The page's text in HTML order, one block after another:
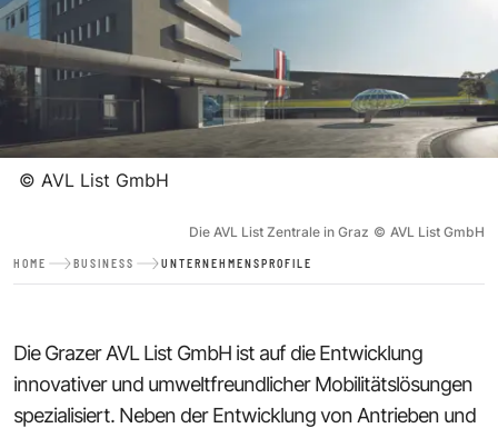
© AVL List GmbH
Die AVL List Zentrale in Graz © AVL List GmbH
HOME BUSINESS UNTERNEHMENSPROFILE
Die Grazer AVL List GmbH ist auf die Entwicklung
innovativer und umweltfreundlicher Mobilitätslösungen
spezialisiert. Neben der Entwicklung von Antrieben und